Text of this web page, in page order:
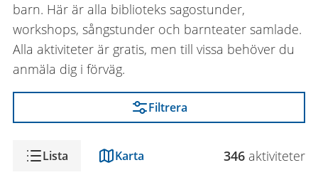
barn. Här är alla biblioteks sagostunder,
workshops, sångstunder och barnteater samlade.
Alla aktiviteter är gratis, men till vissa behöver du
anmäla dig i förväg.
Filtrera
VisningLista Karta 346 aktiviteter